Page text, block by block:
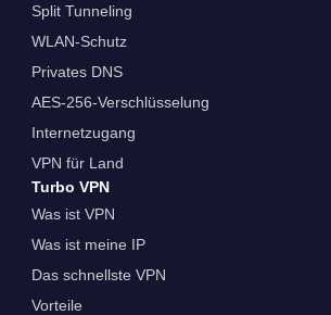
Split Tunneling
WLAN-Schutz
Privates DNS
AES-256-Verschlüsselung
Internetzugang
VPN für Land
Turbo VPN
Was ist VPN
Was ist meine IP
Das schnellste VPN
Vorteile